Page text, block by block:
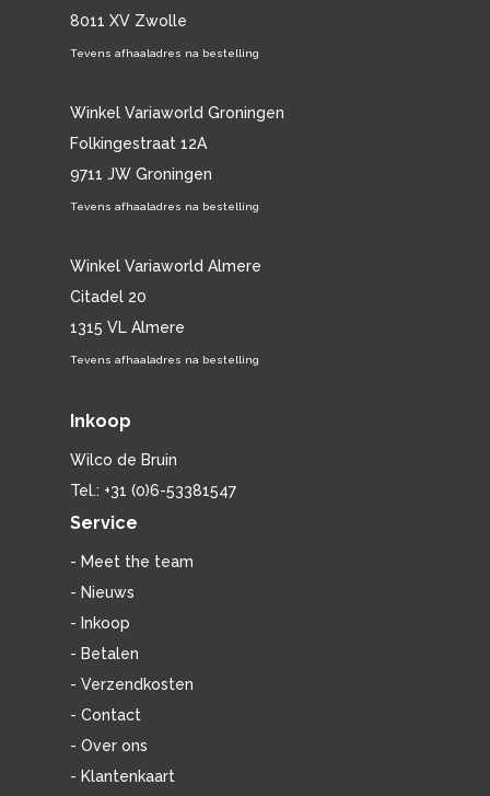
8011 XV Zwolle
Tevens afhaaladres na bestelling
Winkel Variaworld Groningen
Folkingestraat 12A
9711 JW Groningen
Tevens afhaaladres na bestelling
Winkel Variaworld Almere
Citadel 20
1315 VL Almere
Tevens afhaaladres na bestelling
Inkoop
Wilco de Bruin
Tel.: +31 (0)6-53381547
Service
- Meet the team
- Nieuws
- Inkoop
- Betalen
- Verzendkosten
- Contact
- Over ons
- Klantenkaart